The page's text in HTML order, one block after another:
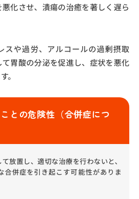
化させ、潰瘍の治癒を著しく遅ら
スや過労、アルコールの過剰摂取
胃酸の分泌を促進し、症状を悪化
。
との危険性（合併症につ
て放置し、適切な治療を行わないと、
合併症を引き起こす可能性がありま